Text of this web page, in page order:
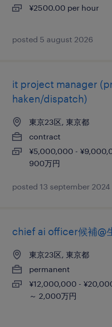
¥2500.00 per hour
posted 5 august 2026
it project manager
haken/dispatch)
東京23区, 東京都
contract
¥5,000,000 -
900万円
posted 13 september 2024
chief ai officer候補@
東京23区, 東京都
permanent
¥12,000,000 -
～ 2,000万円